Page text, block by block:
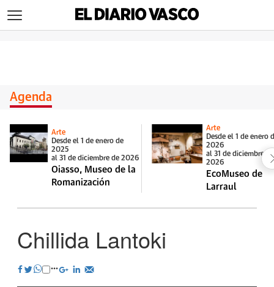
Agenda
Arte
Desde el 1 de enero de
2025
al 31 de diciembre de 2026
Oiasso, Museo de la
Romanización
Arte
Desde el 1 de enero
2026
al 31 de diciembre de
2026
EcoMuseo de
Larraul
Chillida Lantoki